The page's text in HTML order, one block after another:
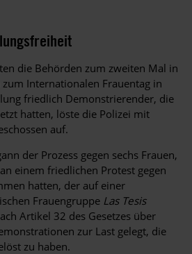
die Behörden zum zweiten Mal in
Internationalen Frauentag in
friedlich Demonstrierender, die
hatten, löste die Polizei mit
auf.
der Prozess gegen sechs Frauen,
einem friedlichen Protest gegen
hatten, der auf einer
Frauengruppe Las Tesis
Artikel 32 des Gesetzes über
zur Last gelegt, die
zu haben.